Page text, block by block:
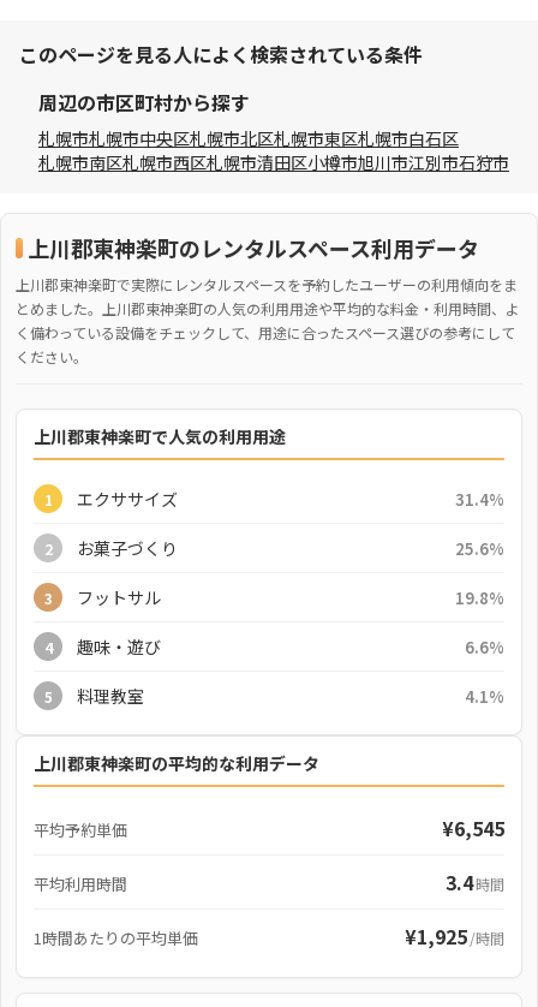
このページを見る人によく検索されている条件
周辺の市区町村から探す
札幌市札幌市中央区札幌市北区札幌市東区札幌市白石区
札幌市南区札幌市西区札幌市清田区小樽市旭川市江別市石狩市
上川郡東神楽町のレンタルスペース利用データ
上川郡東神楽町で実際にレンタルスペースを予約したユーザーの利用傾向をま
とめました。上川郡東神楽町の人気の利用用途や平均的な料金・利用時間、よ
く備わっている設備をチェックして、用途に合ったスペース選びの参考にして
ください。
上川郡東神楽町で人気の利用用途
1 エクササイズ 31.4%
2 お菓子づくり 25.6%
3 フットサル 19.8%
4 趣味・遊び 6.6%
5 料理教室 4.1%
上川郡東神楽町の平均的な利用データ
平均予約単価 ¥6,545
平均利用時間 3.4時間
1時間あたりの平均単価 ¥1,925/時間